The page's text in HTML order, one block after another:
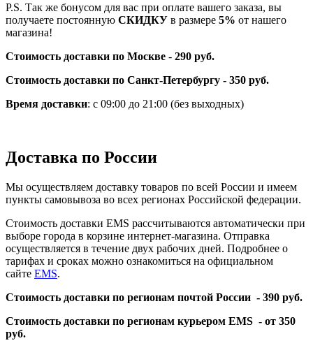
P.S. Так же бонусом для вас при оплате вашего заказа, вы
получаете постоянную СКИДКУ в размере 5% от нашего
магазина!
Стоимость доставки по Москве - 290 руб.
Стоимость доставки по Санкт-Петербургу - 350 руб.
Время доставки: с 09:00 до 21:00 (без выходных)
Доставка по России
Мы осуществляем доставку товаров по всей России и имеем
пункты самовывоза во всех регионах Российской федерации.
Стоимость доставки EMS рассчитываются автоматически при
выборе города в корзине интернет-магазина. Отправка
осуществляется в течение двух рабочих дней. Подробнее о
тарифах и сроках можно ознакомиться на официальном
сайте EMS.
Стоимость доставки по регионам почтой России - 390 руб.
Стоимость доставки по регионам курьером EMS - от 350
руб.